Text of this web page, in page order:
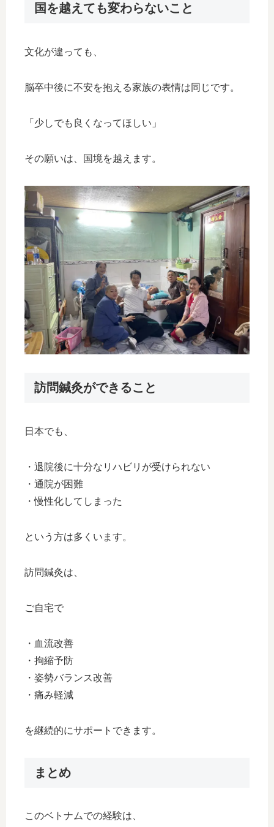
国を越えても変わらないこと
文化が違っても、
脳卒中後に不安を抱える家族の表情は同じです。
「少しでも良くなってほしい」
その願いは、国境を越えます。
訪問鍼灸ができること
日本でも、
・退院後に十分なリハビリが受けられない
・通院が困難
・慢性化してしまった
という方は多くいます。
訪問鍼灸は、
ご自宅で
・血流改善
・拘縮予防
・姿勢バランス改善
・痛み軽減
を継続的にサポートできます。
まとめ
このベトナムでの経験は、